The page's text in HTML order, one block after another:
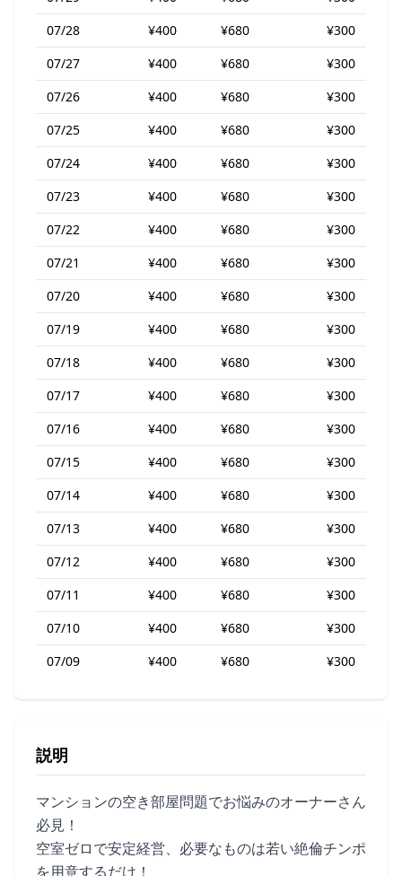
07/28
¥400 ¥680
¥300
07/27
¥400 ¥680
¥300
07/26
¥400 ¥680
¥300
07/25
¥400 ¥680
¥300
07/24
¥400 ¥680
¥300
07/23
¥400 ¥680
¥300
07/22
¥400 ¥680
¥300
07/21
¥400 ¥680
¥300
07/20
¥400 ¥680
¥300
07/19
¥400 ¥680
¥300
07/18
¥400 ¥680
¥300
07/17
¥400 ¥680
¥300
07/16
¥400 ¥680
¥300
07/15
¥400 ¥680
¥300
07/14
¥400 ¥680
¥300
07/13
¥400 ¥680
¥300
07/12
¥400 ¥680
¥300
07/11
¥400 ¥680
¥300
07/10
¥400 ¥680
¥300
07/09
¥400 ¥680 ¥300
説明
マンションの空き部屋問題でお悩みのオーナーさん
必見！
空室ゼロで安定経営、必要なものは若い絶倫チンポ
を用意するだけ！